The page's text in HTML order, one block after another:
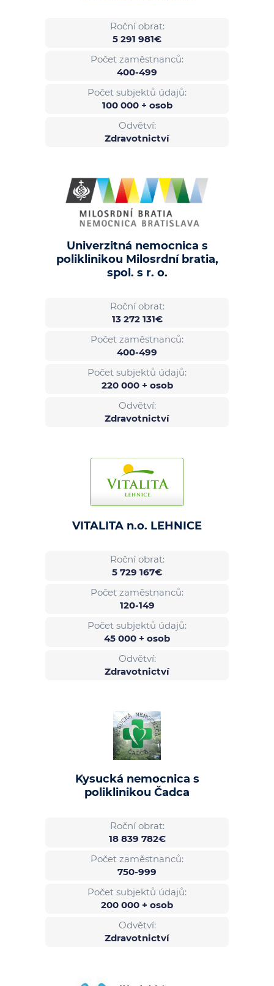
Roční obrat:
5 291 981€
Počet zaměstnanců:
400-499
Počet subjektů údajů:
100 000 + osob
Odvětví:
Zdravotnictví
Univerzitná nemocnica s
poliklinikou Milosrdní bratia,
spol. s r. o.
Roční obrat:
13 272 131€
Počet zaměstnanců:
400-499
Počet subjektů údajů:
220 000 + osob
Odvětví:
Zdravotnictví
VITALITA n.o. LEHNICE
Roční obrat:
5 729 167€
Počet zaměstnanců:
120-149
Počet subjektů údajů:
45 000 + osob
Odvětví:
Zdravotnictví
Kysucká nemocnica s
poliklinikou Čadca
Roční obrat:
18 839 782€
Počet zaměstnanců:
750-999
Počet subjektů údajů:
200 000 + osob
Odvětví:
Zdravotnictví